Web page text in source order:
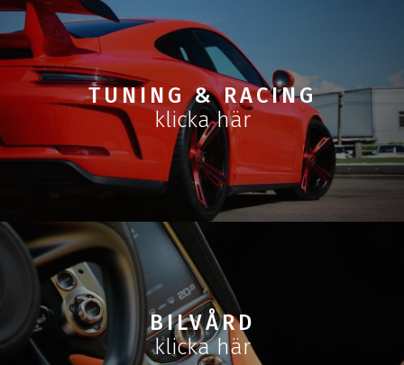
TUNING & RACING
klicka här
BILVÅRD
klicka här